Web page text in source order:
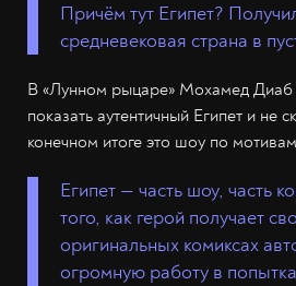
Причём тут Египет?
средневековая страна в
В «Лунном рыцаре» Мохамед Диаб
показать аутентичный Египет и не
конечном итоге это шоу по
Египет — часть шоу, часть
того, как герой получает
оригинальных комиксах
огромную работу в